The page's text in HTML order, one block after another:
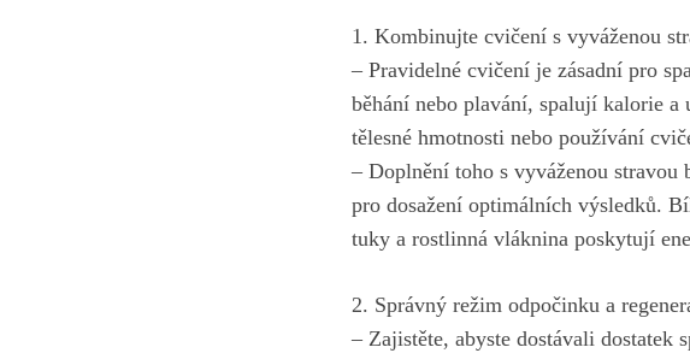
1. Kombinujte ‍cvičení s vyváženou
– Pravidelné cvičení je zásadní pro
běhání nebo ‍plavání, spalují kalorie
tělesné hmotnosti nebo používání
– Doplnění toho s vyváženou stravou
pro dosažení optimálních výsledků.
tuky ‌a ⁣rostlinná vláknina poskytují
2. Správný režim odpočinku a
– Zajistěte, abyste dostávali dostatek